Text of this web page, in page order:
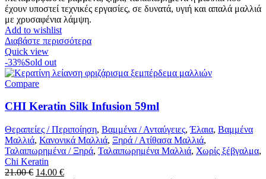
έχουν υποστεί τεχνικές εργασίες, σε δυνατά, υγιή και απαλά μαλλιά
με χρυσαφένια λάμψη.
Add to wishlist
Διαβάστε περισσότερα
Quick view
-33%Sold out
Compare
CHI Keratin Silk Infusion 59ml
Θεραπείες / Περιποίηση, Βαμμένα / Ανταύγειες,Έλαια, Βαμμένα
Μαλλιά, Κανονικά Μαλλιά, Ξηρά / Ατίθασα Μαλλιά,
Ταλαιπωρημένα / Ξηρά, Ταλαιπωρημένα Μαλλιά, Χωρίς ξέβγαλμα,
Chi Keratin
21.00€ Original
14.00 €Η